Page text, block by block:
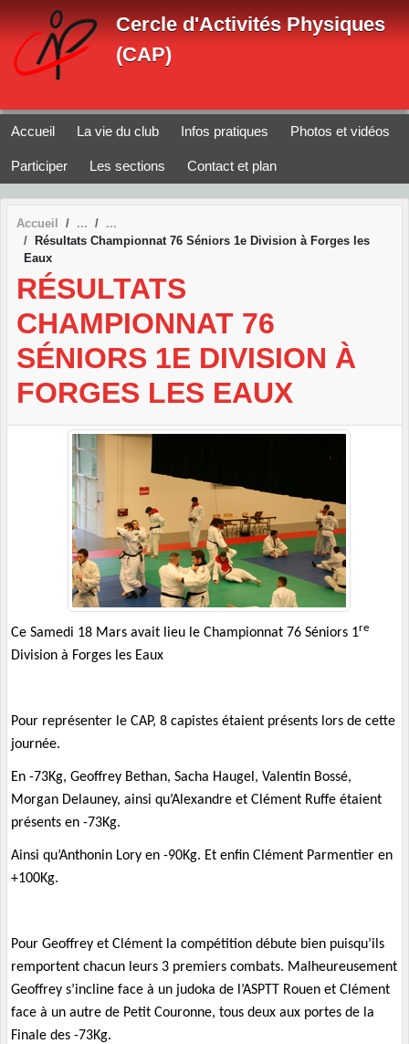
Cercle d'Activités Physiques
(CAP)
Accueil La vie du club Infos pratiques Photos et vidéos
Participer Les sections Contact et plan
Accueil
Résultats Championnat 76 Séniors 1e Division à Forges les
Eaux
RÉSULTATS
CHAMPIONNAT 76
SÉNIORS 1E DIVISION À
FORGES LES EAUX
Ce Samedi 18 Mars avait lieu le Championnat 76 Séniors 1re
Division à Forges les Eaux
Pour représenter le CAP, 8 capistes étaient présents lors de cette
journée.
En -73Kg, Geoffrey Bethan, Sacha Haugel, Valentin Bossé,
Morgan Delauney, ainsi qu’Alexandre et Clément Ruffe étaient
présents en -73Kg.
Ainsi qu’Anthonin Lory en -90Kg. Et enfin Clément Parmentier en
+100Kg.
Pour Geoffrey et Clément la compétition débute bien puisqu’ils
remportent chacun leurs 3 premiers combats. Malheureusement
Geoffrey s’incline face à un judoka de l’ASPTT Rouen et Clément
face à un autre de Petit Couronne, tous deux aux portes de la
Finale des -73Kg.
Panneau de gestion des cookies